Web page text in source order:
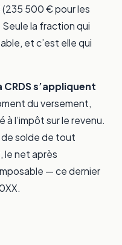
(235 500 € pour les
la fraction qui
et c’est elle qui
CRDS s’appliquent
du versement,
l’impôt sur le revenu.
solde de tout
le net après
— ce dernier